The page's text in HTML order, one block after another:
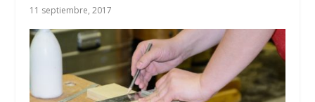
11 septiembre, 2017